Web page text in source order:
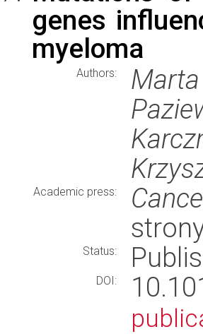
genes
myeloma
Authors:
Academic press:
Status:
DOI: